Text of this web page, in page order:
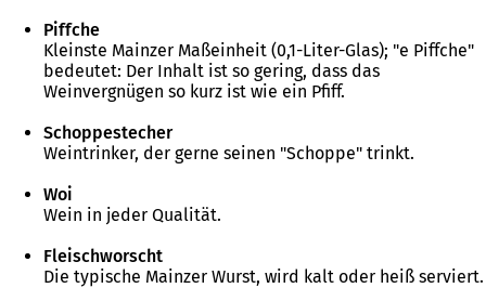
Piffche
Kleinste Mainzer Maßeinheit (0,1-Liter-Glas); "e Piffche"
bedeutet: Der Inhalt ist so gering, dass das
Weinvergnügen so kurz ist wie ein Pfiff.
Schoppestecher
Weintrinker, der gerne seinen "Schoppe" trinkt.
Woi
Wein in jeder Qualität.
Fleischworscht
Die typische Mainzer Wurst, wird kalt oder heiß serviert.